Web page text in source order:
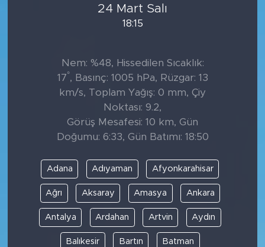
24 Mart Salı
18:15
Nem: %48, Hissedilen Sıcaklık:
17°, Basınç: 1005 hPa, Rüzgar: 13
km/s, Toplam Yağış: 0 mm, Çiy
Noktası: 9.2,
Görüş Mesafesi: 10 km, Gün
Doğumu: 6:33, Gün Batımı: 18:50
Adana Adıyaman Afyonkarahisar
Ağrı Aksaray Amasya Ankara
Antalya Ardahan Artvin Aydın
Balıkesir Bartın Batman